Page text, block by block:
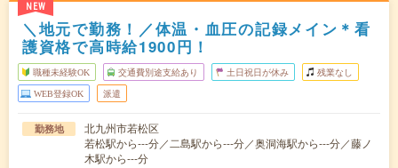
NEW
＼地元で勤務！／体温・血圧の記録メイン＊看
護資格で高時給1900円！
職種未経験OK 交通費別途支給あり 土日祝日が休み 残業なし
WEB登録OK 派遣
勤務地
北九州市若松区
若松駅から---分／二島駅から---分／奥洞海駅から---分／藤ノ
木駅から---分